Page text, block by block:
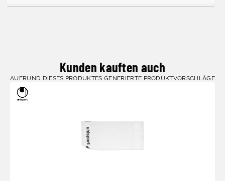
Kunden kauften auch
AUFRUND DIESES PRODUKTES GENERIERTE PRODUKTVORSCHLÄGE